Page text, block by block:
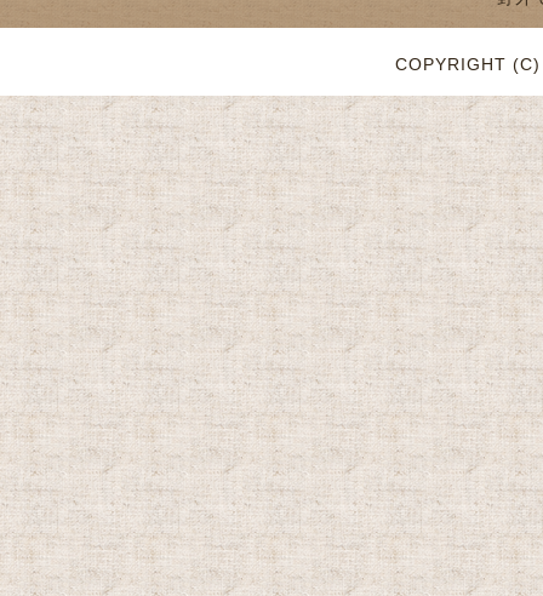
COPYRIGHT